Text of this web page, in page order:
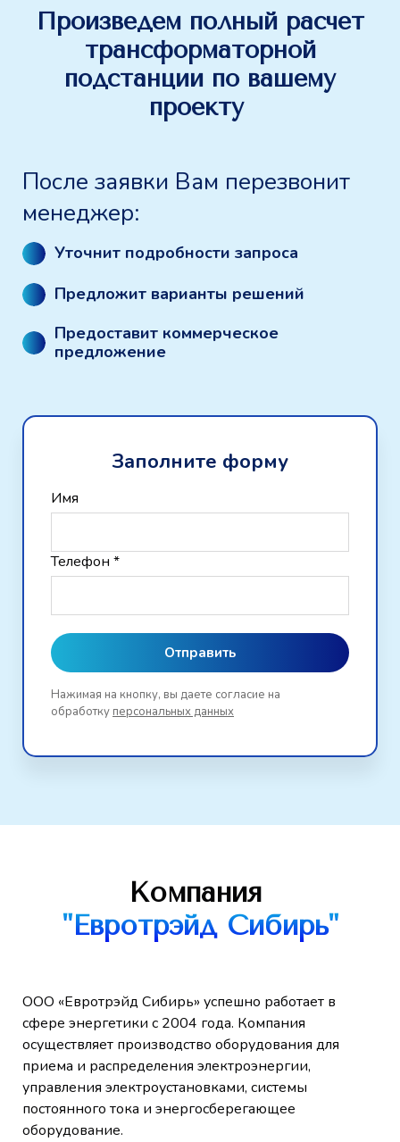
Произведем полный расчет
трансформаторной
подстанции по вашему
проекту
После заявки Вам перезвонит
менеджер:
Уточнит подробности запроса
Предложит варианты решений
Предоставит коммерческое
предложение
Заполните форму
Имя
Телефон *
Отправить
Нажимая на кнопку, вы даете согласие на
обработку персональных данных
Компания
"Евротрэйд Сибирь"
ООО «Евротрэйд Сибирь» успешно работает в
сфере энергетики с 2004 года. Компания
осуществляет производство оборудования для
приема и распределения электроэнергии,
управления электроустановками, системы
постоянного тока и энергосберегающее
оборудование.